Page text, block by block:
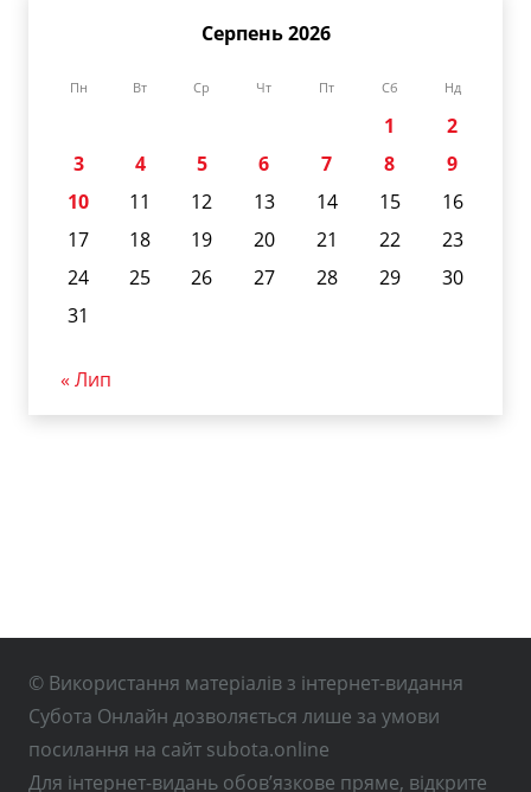
Серпень 2026
Пн Вт Ср Чт Пт Сб Нд
1
2
3
4 5 6 7 8
9
10
11 12 13 14 15
16
17
18 19 20 21 22
23
24
25 26 27 28 29
30
31
« Лип
© Використання матеріалів з інтернет-видання
Субота Онлайн дозволяється лише за умови
посилання на сайт subota.online
Для інтернет-видань обов’язкове пряме, відкрите